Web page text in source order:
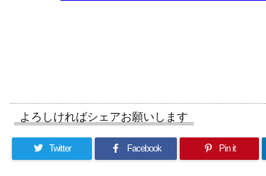
よろしければシェアお願いします
Twitter Facebook Pin it